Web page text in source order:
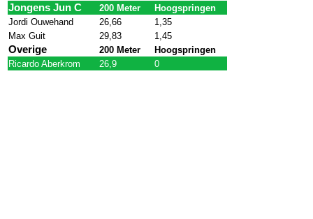
Jongens Jun C 200 Meter
Hoogspringen
Jordi Ouwehand
26,66
1,35
Max Guit
29,83 1,45
Overige 200 Meter
Hoogspringen
Ricardo Aberkrom
26,9 0